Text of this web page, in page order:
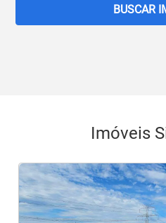
BUSCAR
Imóveis